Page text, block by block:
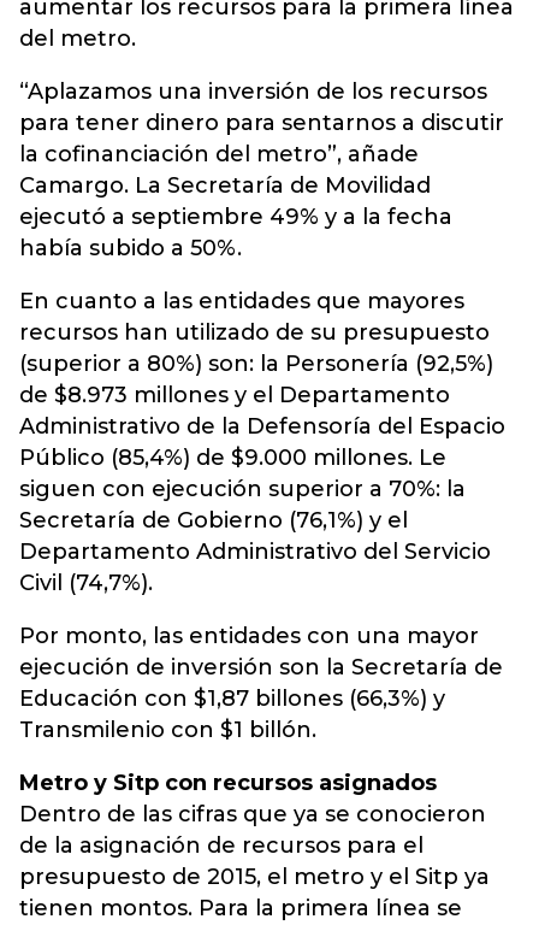
aumentar los recursos para la primera línea
del metro.
“Aplazamos una inversión de los recursos
para tener dinero para sentarnos a discutir
la cofinanciación del metro”, añade
Camargo. La Secretaría de Movilidad
ejecutó a septiembre 49% y a la fecha
había subido a 50%.
En cuanto a las entidades que mayores
recursos han utilizado de su presupuesto
(superior a 80%) son: la Personería (92,5%)
de $8.973 millones y el Departamento
Administrativo de la Defensoría del Espacio
Público (85,4%) de $9.000 millones. Le
siguen con ejecución superior a 70%: la
Secretaría de Gobierno (76,1%) y el
Departamento Administrativo del Servicio
Civil (74,7%).
Por monto, las entidades con una mayor
ejecución de inversión son la Secretaría de
Educación con $1,87 billones (66,3%) y
Transmilenio con $1 billón.
Metro y Sitp con recursos asignados
Dentro de las cifras que ya se conocieron
de la asignación de recursos para el
presupuesto de 2015, el metro y el Sitp ya
tienen montos. Para la primera línea se